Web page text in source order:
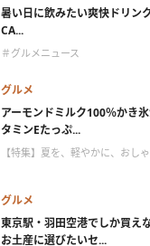
暑い日に飲みたい爽快ドリン
CA...
＃グルメニュース
グルメ
アーモンドミルク100％かき
タミンEたっぷ...
【特集】夏を、軽やかに、おしゃ
グルメ
東京駅・羽田空港でしか買
お土産に選びたいセ...